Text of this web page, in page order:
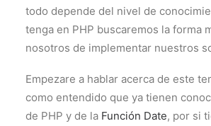
todo depende del nivel de
tenga en PHP buscaremos la forma
nosotros de implementar nuestros
Empezare a hablar acerca de este
como entendido que ya tienen
de PHP y de la Función Date, por si